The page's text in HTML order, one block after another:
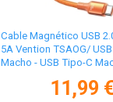
Cable Magnético USB
5A Vention TSAOG/
Macho - USB Tipo-C
11,99